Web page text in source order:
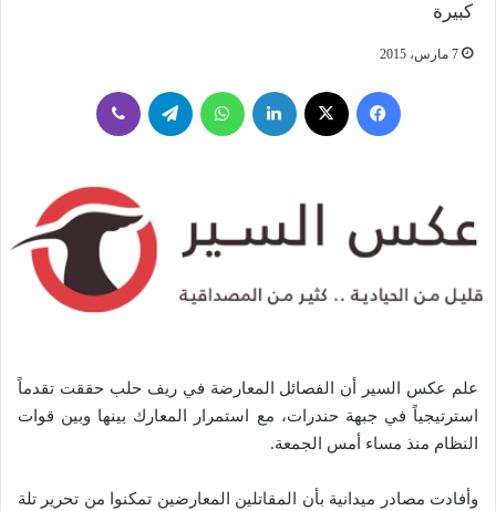
كبيرة
7 مارس، 2015
فيسبوك لينكدإن واتساب تيلقرام
علم عكس السير أن الفصائل المعارضة في ريف حلب حققت تقدماً
استرتيجياً في جبهة حندرات، مع استمرار المعارك بينها وبين قوات
النظام منذ مساء أمس الجمعة.
وأفادت مصادر ميدانية بأن المقاتلين المعارضين تمكنوا من تحرير تلة